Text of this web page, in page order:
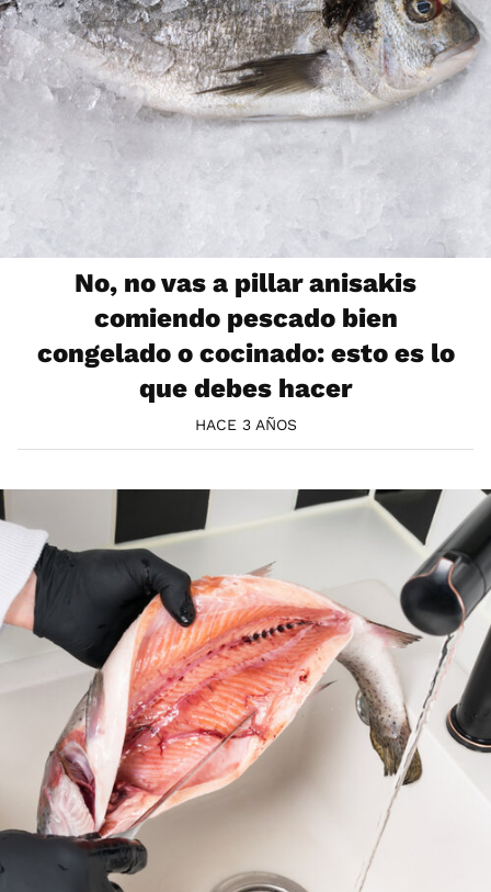
No, no vas a pillar anisakis
comiendo pescado bien
congelado o cocinado: esto es lo
que debes hacer
HACE 3 AÑOS